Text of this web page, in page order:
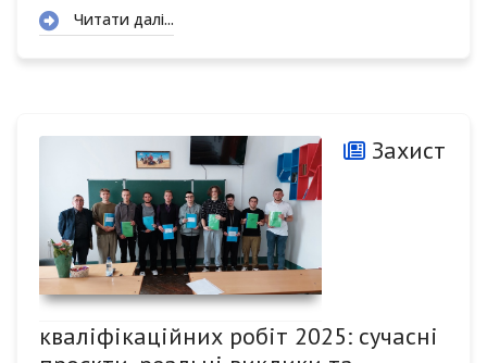
Читати далі...
Захист
кваліфікаційних робіт 2025: сучасні